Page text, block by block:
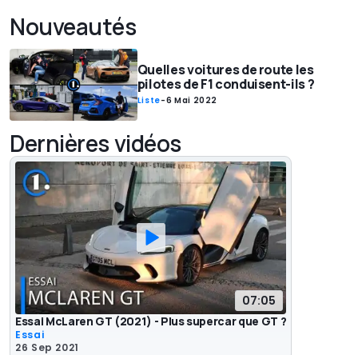
Nouveautés
Quelles voitures de route les
pilotes de F1 conduisent-ils ?
Liste-6 Mai 2022
Dernières vidéos
07:05
Essai McLaren GT (2021) - Plus supercar que GT ?
Essai
26 Sep 2021